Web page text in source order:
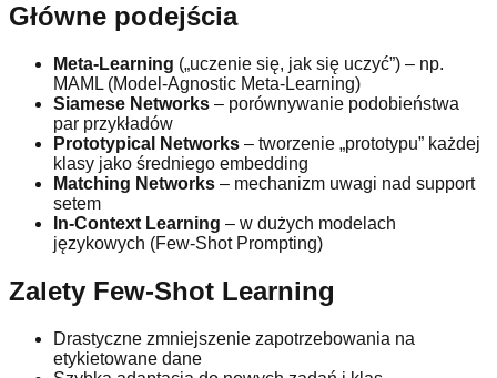
Główne podejścia
Meta-Learning („uczenie się, jak się uczyć”) – np.
MAML (Model-Agnostic Meta-Learning)
Siamese Networks – porównywanie podobieństwa
par przykładów
Prototypical Networks – tworzenie „prototypu” każdej
klasy jako średniego embedding
Matching Networks – mechanizm uwagi nad support
setem
In-Context Learning – w dużych modelach
językowych (Few-Shot Prompting)
Zalety Few-Shot Learning
Drastyczne zmniejszenie zapotrzebowania na
etykietowane dane